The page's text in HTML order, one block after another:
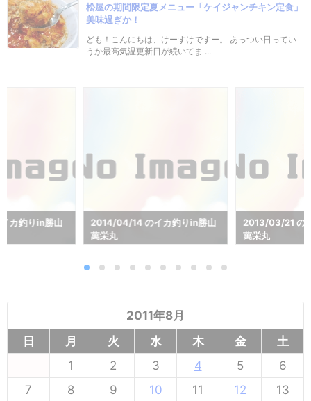
松屋の期間限定夏メニュー「ケイジャンチキン定食」
美味過ぎか！
ども！こんにちは、けーすけですー。 あっつい日ってい
うか最高気温更新日が続いてま ...
カ釣りin勝山
2014/04/14 のイカ釣りin勝山
萬栄丸
2013/03/21 の
萬栄丸
2011年8月
日
月 火 水 木 金
土
1
2 3 4 5
6
7
8 9 10 11 12
13